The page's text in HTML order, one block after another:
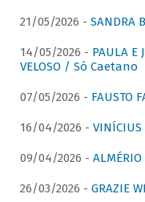
21/05/2026 - SANDRA
14/05/2026 - PAULA E
VELOSO / Só Caetano
07/05/2026 - FAUSTO
16/04/2026 -
09/04/2026 -
26/03/2026 - GRAZIE